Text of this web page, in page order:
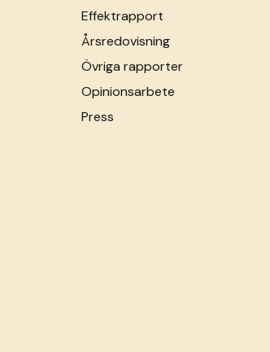
Effektrapport
Årsredovisning
Övriga rapporter
Opinionsarbete
Press